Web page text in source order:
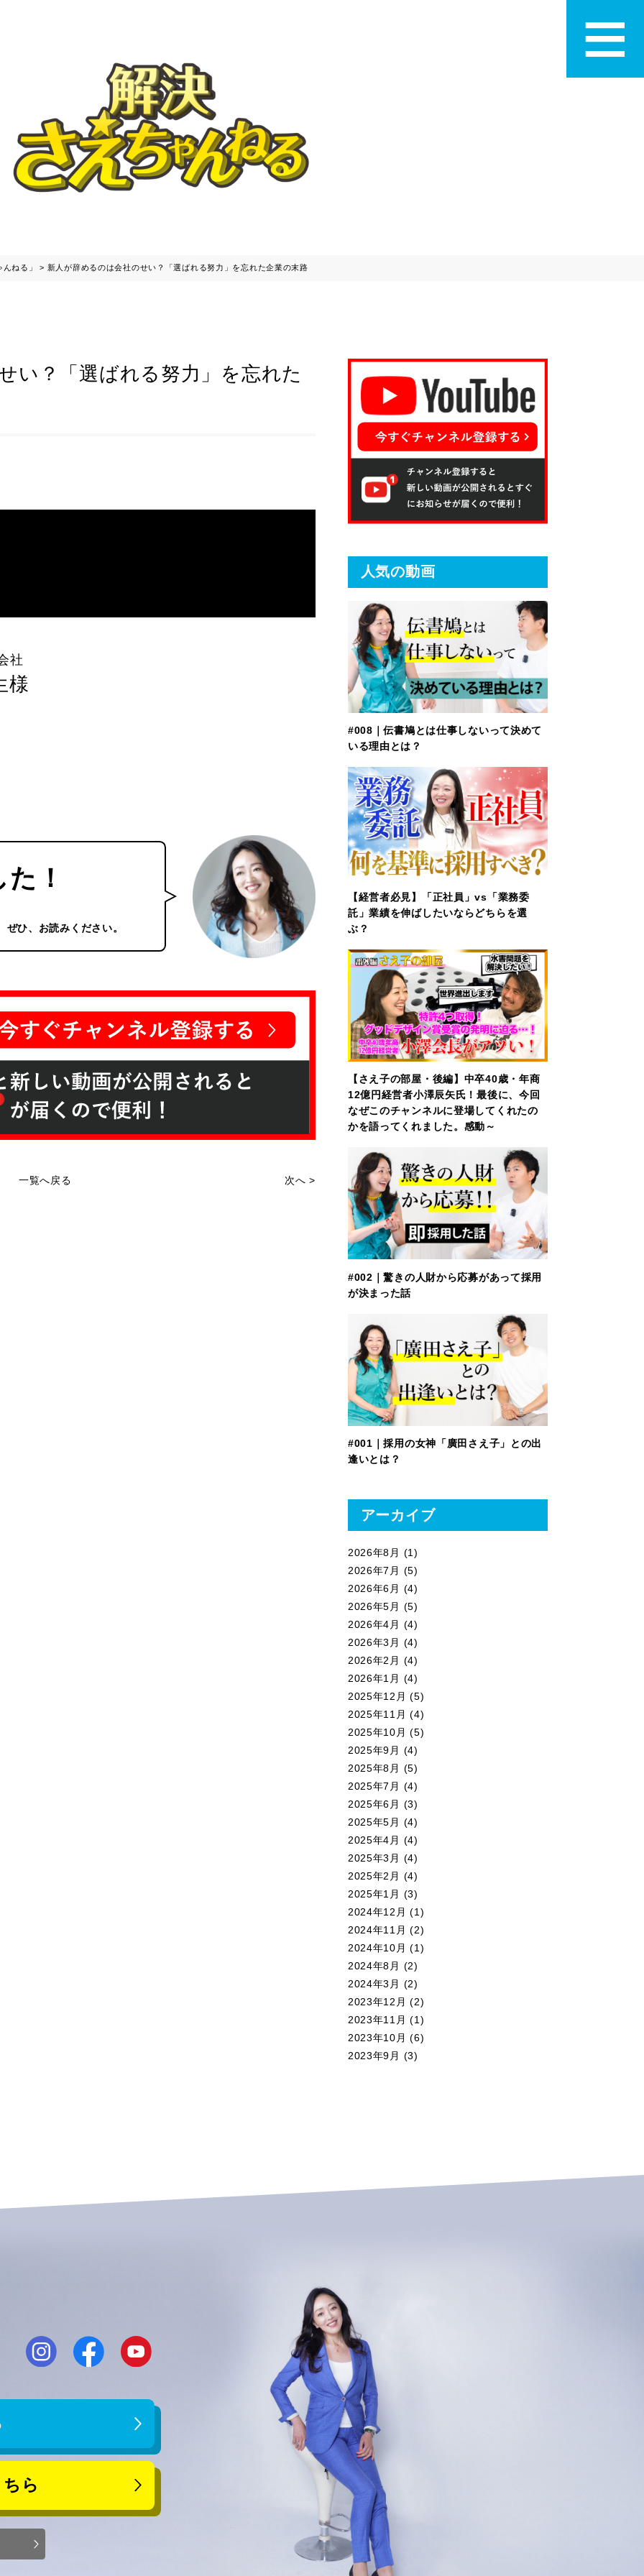
ねる」 > 新人が辞めるのは会社のせい？「選ばれる努力」を忘れた企業の末路
い？「選ばれる努力」を忘れた
社
様
！
ひ、お読みください。
一覧へ戻る 次へ >
人気の動画
#008｜伝書鳩とは仕事しないって決めて
いる理由とは？
【経営者必見】「正社員」vs「業務委
託」業績を伸ばしたいならどちらを選
ぶ？
【さえ子の部屋・後編】中卒40歳・年商
12億円経営者小澤辰矢氏！最後に、今回
なぜこのチャンネルに登場してくれたの
かを語ってくれました。感動～
#002｜驚きの人財から応募があって採用
が決まった話
#001｜採用の女神「廣田さえ子」との出
逢いとは？
アーカイブ
2026年8月 (1)
2026年7月 (5)
2026年6月 (4)
2026年5月 (5)
2026年4月 (4)
2026年3月 (4)
2026年2月 (4)
2026年1月 (4)
2025年12月 (5)
2025年11月 (4)
2025年10月 (5)
2025年9月 (4)
2025年8月 (5)
2025年7月 (4)
2025年6月 (3)
2025年5月 (4)
2025年4月 (4)
2025年3月 (4)
2025年2月 (4)
2025年1月 (3)
2024年12月 (1)
2024年11月 (2)
2024年10月 (1)
2024年8月 (2)
2024年3月 (2)
2023年12月 (2)
2023年11月 (1)
2023年10月 (6)
2023年9月 (3)
ら